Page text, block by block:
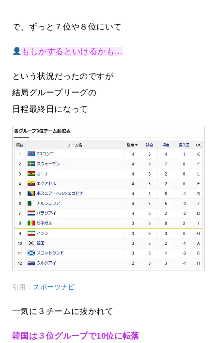
で、ずっと７位や８位にいて
もしかするといけるかも…
という状況だったのですが
結局グループリーグの
日程最終日になって
引用： スポーツナビ
一気に３チームに抜かれて
韓国は３位グループで10位に転落